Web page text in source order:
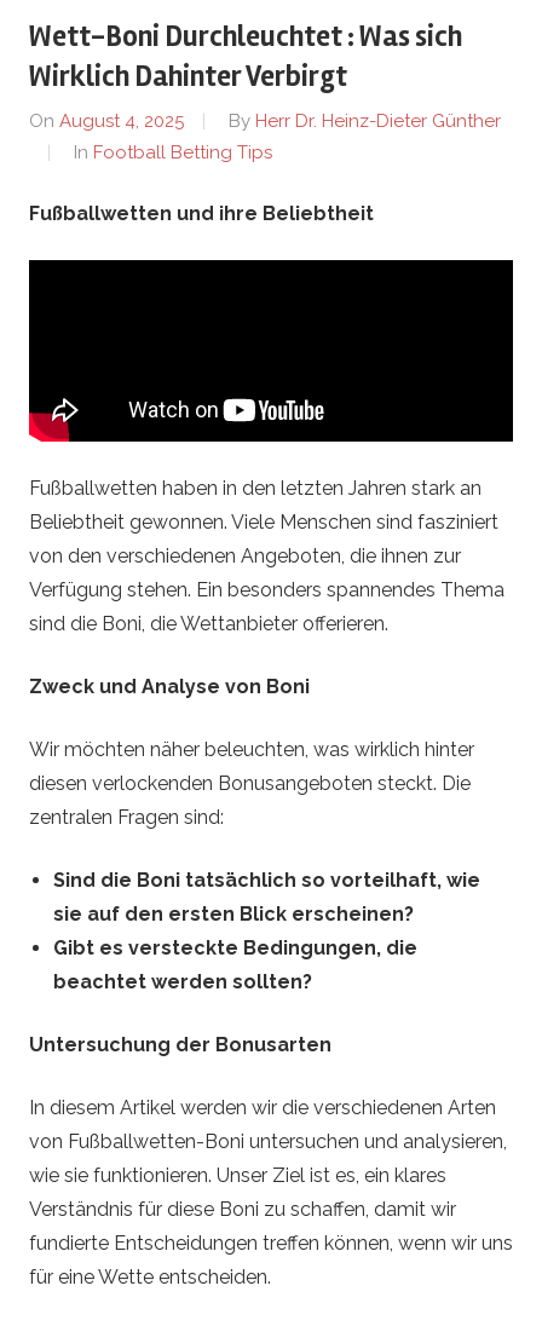
e
r
l
e
b
n
.
d
e
–
F
o
o
t
b
a
l
l
B
e
t
Wett-Boni Durchleuchtet : Was sich
Wirklich Dahinter Verbirgt
On August 4, 2025 By Herr Dr. Heinz-Dieter Günther
In Football Betting Tips
Fußballwetten und ihre Beliebtheit
Fußballwetten haben in den letzten Jahren stark an
Beliebtheit gewonnen. Viele Menschen sind fasziniert
von den verschiedenen Angeboten, die ihnen zur
Verfügung stehen. Ein besonders spannendes Thema
sind die Boni, die Wettanbieter offerieren.
Zweck und Analyse von Boni
Wir möchten näher beleuchten, was wirklich hinter
diesen verlockenden Bonusangeboten steckt. Die
zentralen Fragen sind:
Sind die Boni tatsächlich so vorteilhaft, wie
sie auf den ersten Blick erscheinen?
Gibt es versteckte Bedingungen, die
beachtet werden sollten?
Untersuchung der Bonusarten
In diesem Artikel werden wir die verschiedenen Arten
von Fußballwetten-Boni untersuchen und analysieren,
wie sie funktionieren. Unser Ziel ist es, ein klares
Verständnis für diese Boni zu schaffen, damit wir
fundierte Entscheidungen treffen können, wenn wir uns
für eine Wette entscheiden.